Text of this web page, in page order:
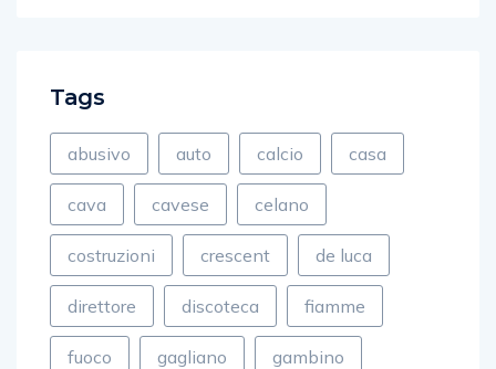
Tags
abusivo auto calcio casa
cava cavese celano
costruzioni crescent de luca
direttore discoteca fiamme
fuoco gagliano gambino